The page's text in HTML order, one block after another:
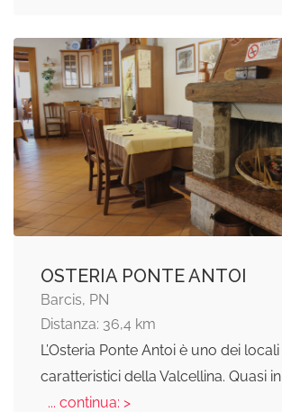
OSTERIA PONTE ANTOI
Barcis, PN
Distanza: 36,4 km
L’Osteria Ponte Antoi è uno dei
caratteristici della Valcellina. Quasi in
... continua: >